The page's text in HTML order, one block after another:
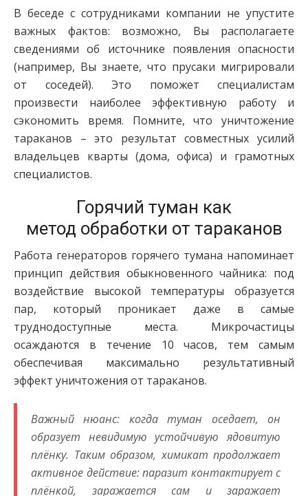
В беседе с сотрудниками компании не упустите
важных фактов: возможно, Вы располагаете
сведениями об источнике появления опасности
(например, Вы знаете, что прусаки мигрировали
от соседей). Это поможет специалистам
произвести наиболее эффективную работу и
сэкономить время. Помните, что уничтожение
тараканов – это результат совместных усилий
владельцев кварты (дома, офиса) и грамотных
специалистов.
Горячий туман как
метод обработки от тараканов
Работа генераторов горячего тумана напоминает
принцип действия обыкновенного чайника: под
воздействие высокой температуры образуется
пар, который проникает даже в самые
труднодоступные места. Микрочастицы
осаждаются в течение 10 часов, тем самым
обеспечивая максимально результативный
эффект уничтожения от тараканов.
Важный нюанс: когда туман оседает, он
образует невидимую устойчивую ядовитую
плёнку. Таким образом, химикат продолжает
активное действие: паразит контактирует с
плёнкой, заражается сам и заражает